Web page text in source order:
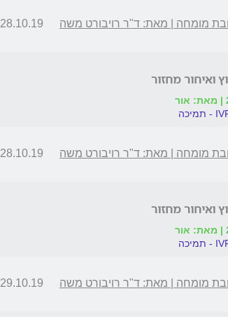
מומחה | מאת: ד"ר רויבורט משה 28.10.19 | 07:13
מומחה | מאת: ד"ר רויבורט משה 28.10.19 | 22:48
מומחה | מאת: ד"ר רויבורט משה 29.10.19 | 08:23